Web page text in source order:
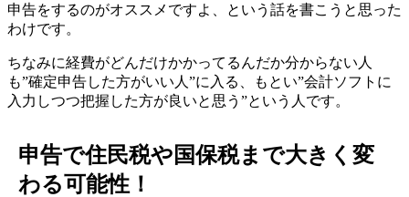
申告をするのがオススメですよ、という話を書こうと思った
わけです。
ちなみに経費がどんだけかかってるんだか分からない人
も”確定申告した方がいい人”に入る、もとい”会計ソフトに
入力しつつ把握した方が良いと思う”という人です。
申告で住民税や国保税まで大きく変
わる可能性！